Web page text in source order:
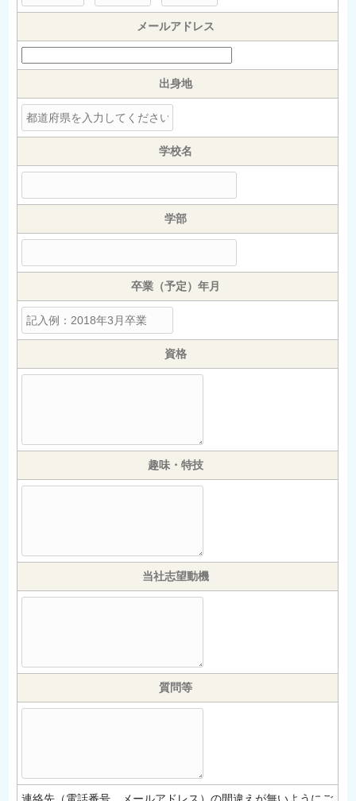
メールアドレス
出身地
学校名
学部
卒業（予定）年月
資格
趣味・特技
当社志望動機
質問等
連絡先（電話番号、メールアドレス）の間違えが無いようにご